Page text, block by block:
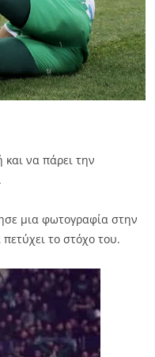
να πάρει την
μια φωτογραφία στην
το στόχο του.